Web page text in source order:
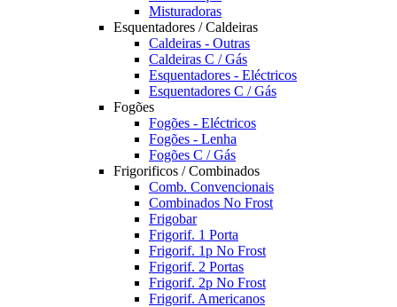
Misturadoras
Esquentadores / Caldeiras
Caldeiras - Outras
Caldeiras C / Gás
Esquentadores - Eléctricos
Esquentadores C / Gás
Fogões
Fogões - Eléctricos
Fogões - Lenha
Fogões C / Gás
Frigorificos / Combinados
Comb. Convencionais
Combinados No Frost
Frigobar
Frigorif. 1 Porta
Frigorif. 1p No Frost
Frigorif. 2 Portas
Frigorif. 2p No Frost
Frigorif. Americanos